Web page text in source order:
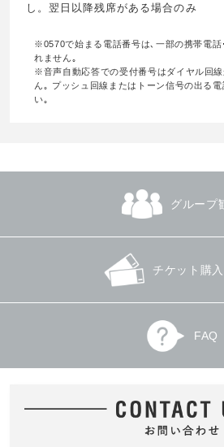
し。翌日以降残席がある場合のみ
※0570で始まる電話番号は､一部の携帯電話
れません｡
※音声自動応答での受付番号はダイヤル回
ん｡ プッシュ回線またはトーン信号の出る
い｡
グループ
チケット購
FAQ